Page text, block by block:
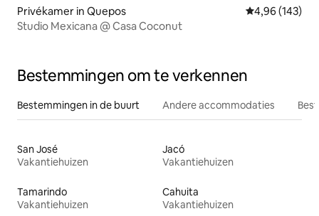
Privékamer in Quepos Gemiddelde
4,96 (143)
Studio Mexicana @ Casa Coconut
Bestemmingen om te verkennen
Bestemmingen in de buurt Andere accommodaties
San José
Vakantiehuizen
Jacó
Vakantiehuizen
Tamarindo
Vakantiehuizen
Cahuita
Vakantiehuizen